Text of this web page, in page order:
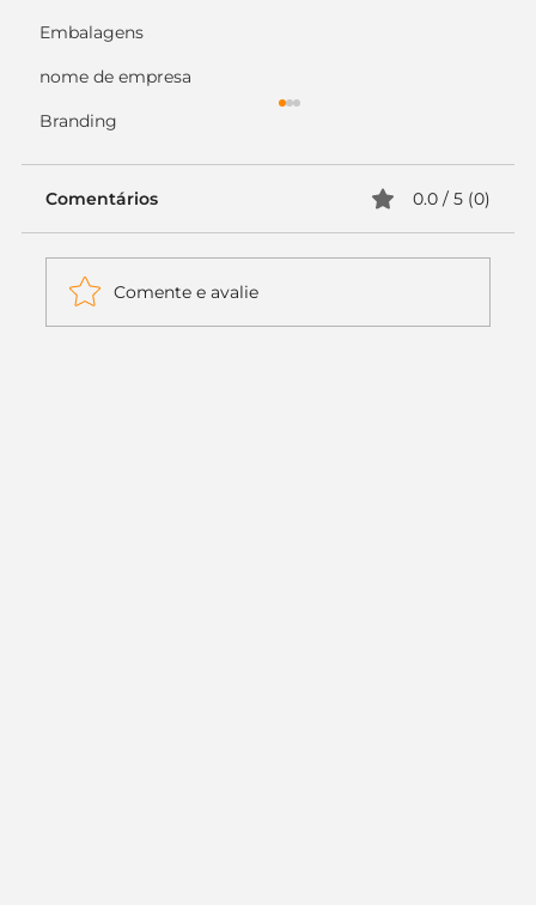
Embalagens
nome de empresa
Branding
Comentários 0.0 / 5 (0)
Comente e avalie